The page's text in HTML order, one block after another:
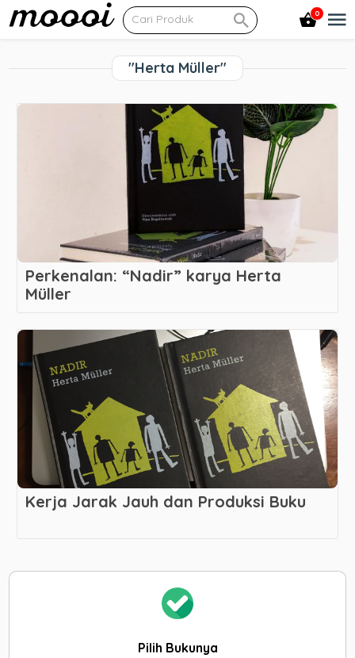
0
"Herta Müller"
Perkenalan: “Nadir” karya Herta
Müller
Kerja Jarak Jauh dan Produksi Buku
Pilih Bukunya